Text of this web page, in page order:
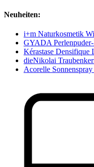
Neuheiten:
i+m Naturkosmetik
GYADA
Kérastase
dieNikolai
Acorelle